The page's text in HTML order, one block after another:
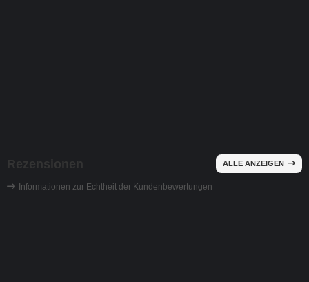
Rezensionen ALLE ANZEIGEN
Informationen zur Echtheit der Kundenbewertungen